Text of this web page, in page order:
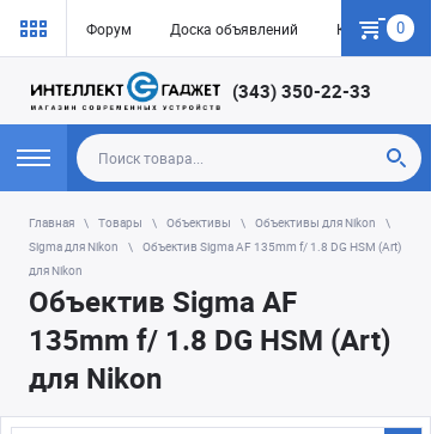
Форум Доска объявлений Как купить
0
(343) 350-22-33
Главная Товары Объективы
Объективы для Nikon
Sigma для Nikon
Объектив Sigma AF 135mm f/ 1.8 DG HSM (Art)
для Nikon
Объектив Sigma AF
135mm f/ 1.8 DG HSM (Art)
для Nikon